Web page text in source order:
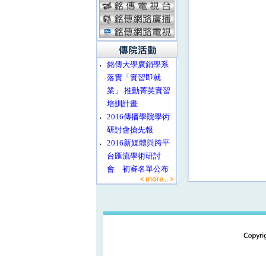
‧
銘傳大學廣銷學系
落實「實習即就
業」 推動菁英實習
培訓計畫
‧
2016傳播學院學術
研討會搶先報
‧
2016新媒體與跨平
台匯流學術研討
會 初審名單公布